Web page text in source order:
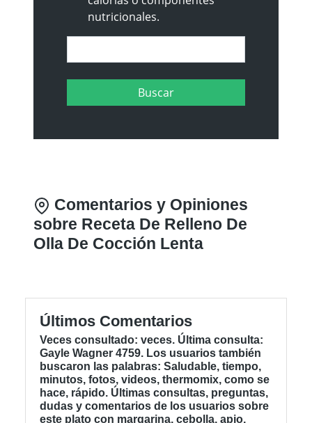
Buscar otros
Alimentos
Puedes utilizar nuestro
otros alimentos y sus
Comentarios y Opiniones
sobre Receta De Relleno De
Olla De Cocción Lenta